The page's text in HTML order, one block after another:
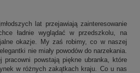
lat przejawiają zainteresowanie
ładnie wyglądać w przedszkolu, na
okazje. My zaś robimy, co w naszej
nie miały powodów do narzekania.
pracowni powstają piękne ubranka, które
w różnych zakątkach kraju. Co u nas